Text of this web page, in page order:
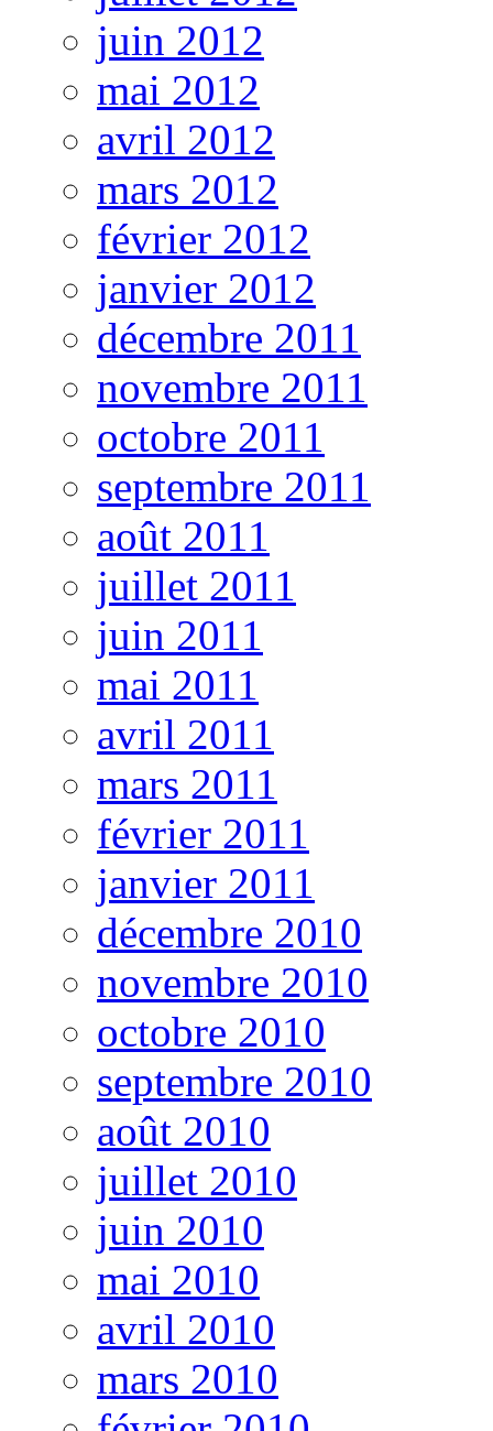
juin 2012
mai 2012
avril 2012
mars 2012
février 2012
janvier 2012
décembre 2011
novembre 2011
octobre 2011
septembre 2011
août 2011
juillet 2011
juin 2011
mai 2011
avril 2011
mars 2011
février 2011
janvier 2011
décembre 2010
novembre 2010
octobre 2010
septembre 2010
août 2010
juillet 2010
juin 2010
mai 2010
avril 2010
mars 2010